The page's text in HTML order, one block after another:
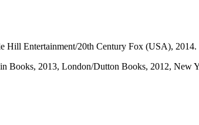
Hill Entertainment/20th Century Fox (USA), 2014.
Books, 2013, London/Dutton Books, 2012, New